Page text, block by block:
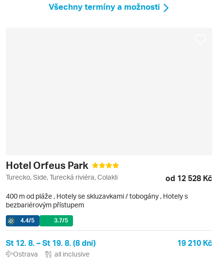
Všechny termíny a možnosti
Hotel Orfeus Park
Turecko, Side, Turecká riviéra, Colakli od 12 528 Kč
400 m od pláže , Hotely se skluzavkami / tobogány , Hotely s
bezbariérovým přístupem
4.4/5 3.7/5
St 12. 8. – St 19. 8. (8 dní) 19 210 Kč
Ostrava all inclusive